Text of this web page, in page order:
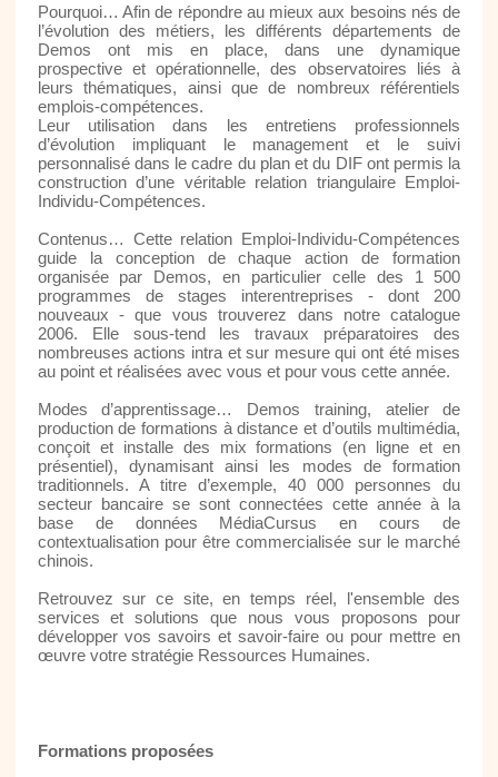
Pourquoi… Afin de répondre au mieux aux besoins nés de
l’évolution des métiers, les différents départements de
Demos ont mis en place, dans une dynamique
prospective et opérationnelle, des observatoires liés à
leurs thématiques, ainsi que de nombreux référentiels
emplois-compétences.
Leur utilisation dans les entretiens professionnels
d’évolution impliquant le management et le suivi
personnalisé dans le cadre du plan et du DIF ont permis la
construction d’une véritable relation triangulaire Emploi-
Individu-Compétences.
Contenus… Cette relation Emploi-Individu-Compétences
guide la conception de chaque action de formation
organisée par Demos, en particulier celle des 1 500
programmes de stages interentreprises - dont 200
nouveaux - que vous trouverez dans notre catalogue
2006. Elle sous-tend les travaux préparatoires des
nombreuses actions intra et sur mesure qui ont été mises
au point et réalisées avec vous et pour vous cette année.
Modes d’apprentissage… Demos training, atelier de
production de formations à distance et d’outils multimédia,
conçoit et installe des mix formations (en ligne et en
présentiel), dynamisant ainsi les modes de formation
traditionnels. A titre d’exemple, 40 000 personnes du
secteur bancaire se sont connectées cette année à la
base de données MédiaCursus en cours de
contextualisation pour être commercialisée sur le marché
chinois.
Retrouvez sur ce site, en temps réel, l'ensemble des
services et solutions que nous vous proposons pour
développer vos savoirs et savoir-faire ou pour mettre en
œuvre votre stratégie Ressources Humaines.
Formations proposées